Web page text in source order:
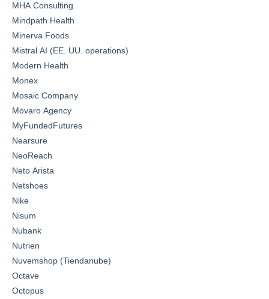
MHA Consulting
Mindpath Health
Minerva Foods
Mistral AI (EE. UU. operations)
Modern Health
Monex
Mosaic Company
Movaro Agency
MyFundedFutures
Nearsure
NeoReach
Neto Arista
Netshoes
Nike
Nisum
Nubank
Nutrien
Nuvemshop (Tiendanube)
Octave
Octopus